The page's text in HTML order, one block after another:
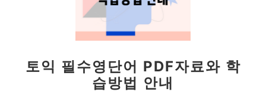
토익 필수영단어 PDF자료와 학
습방법 안내